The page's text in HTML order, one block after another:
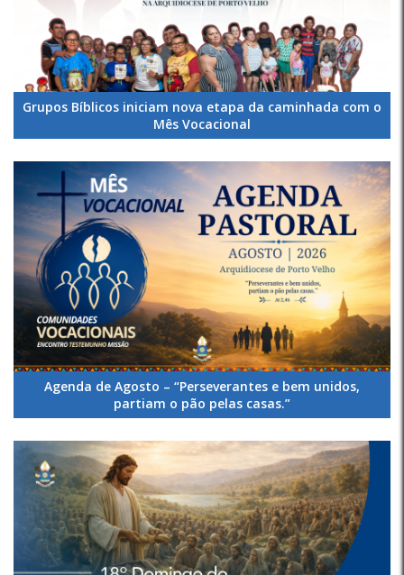
Grupos Bíblicos iniciam nova etapa da caminhada com o
Mês Vocacional
Agenda de Agosto – “Perseverantes e bem unidos,
partiam o pão pelas casas.”